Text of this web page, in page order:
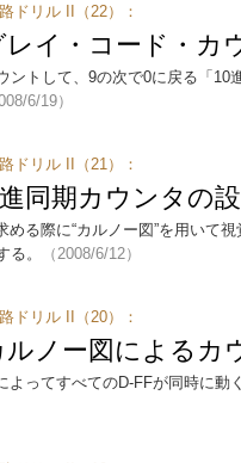
ドリル II（22）：
レイ・コード・カ
ントして、9の次で0に戻る「10
6/19）
ドリル II（21）：
進同期カウンタの
める際に“カルノー図”を用いて
。
（2008/6/12）
ドリル II（20）：
ルノー図によるカ
よってすべてのD-FFが同時に動